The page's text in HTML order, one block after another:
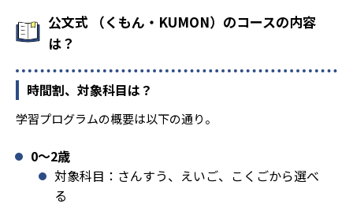
公文式 （くもん・KUMON）のコースの内容
は？
時間割、対象科目は？
学習プログラムの概要は以下の通り。
0〜2歳
対象科目：さんすう、えいご、こくごから選べ
る